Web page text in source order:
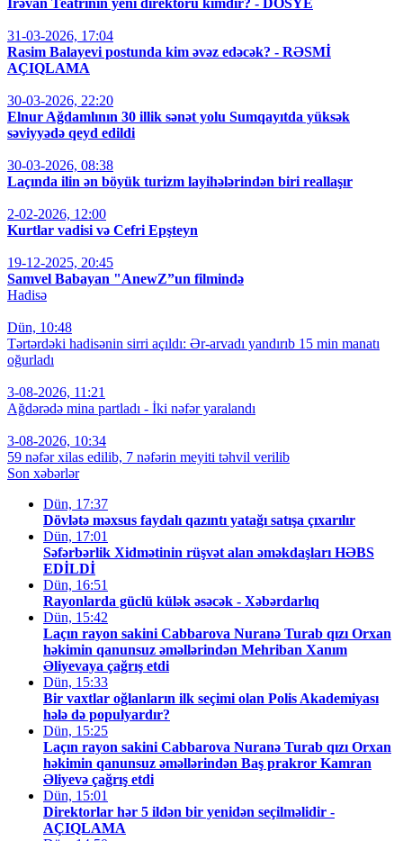
İrəvan Teatrının yeni direktoru kimdir? - DOSYE
31-03-2026, 17:04
Rasim Balayevi postunda kim əvəz edəcək? - RƏSMİ
AÇIQLAMA
30-03-2026, 22:20
Elnur Ağdamlının 30 illik sənət yolu Sumqayıtda yüksək
səviyyədə qeyd edildi
30-03-2026, 08:38
Laçında ilin ən böyük turizm layihələrindən biri reallaşır
2-02-2026, 12:00
Kurtlar vadisi və Cefri Epşteyn
19-12-2025, 20:45
Samvel Babayan "AnewZ”un filmində
Hadisə
Dün, 10:48
Tərtərdəki hadisənin sirri açıldı: Ər-arvadı yandırıb 15 min manatı
oğurladı
3-08-2026, 11:21
Ağdərədə mina partladı - İki nəfər yaralandı
3-08-2026, 10:34
59 nəfər xilas edilib, 7 nəfərin meyiti təhvil verilib
Son xəbərlər
Dün, 17:37
Dövlətə məxsus faydalı qazıntı yatağı satışa çıxarılır
Dün, 17:01
Səfərbərlik Xidmətinin rüşvət alan əməkdaşları HƏBS
EDİLDİ
Dün, 16:51
Rayonlarda güclü külək əsəcək - Xəbərdarlıq
Dün, 15:42
Laçın rayon sakini Cabbarova Nuranə Turab qızı Orxan
həkimin qanunsuz əməllərindən Mehriban Xanım
Əliyevaya çağrış etdi
Dün, 15:33
Bir vaxtlar oğlanların ilk seçimi olan Polis Akademiyası
hələ də populyardır?
Dün, 15:25
Laçın rayon sakini Cabbarova Nuranə Turab qızı Orxan
həkimin qanunsuz əməllərindən Baş prakror Kamran
Əliyevə çağrış etdi
Dün, 15:01
Direktorlar hər 5 ildən bir yenidən seçilməlidir -
AÇIQLAMA